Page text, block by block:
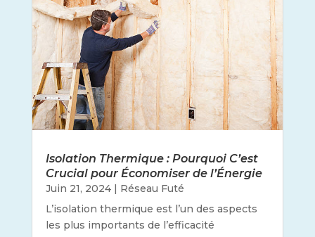
Isolation Thermique : Pourquoi C’est
Crucial pour Économiser de l’Énergie
Juin 21, 2024| Réseau Futé
L’isolation thermique est l’un des aspects
les plus importants de l’efficacité